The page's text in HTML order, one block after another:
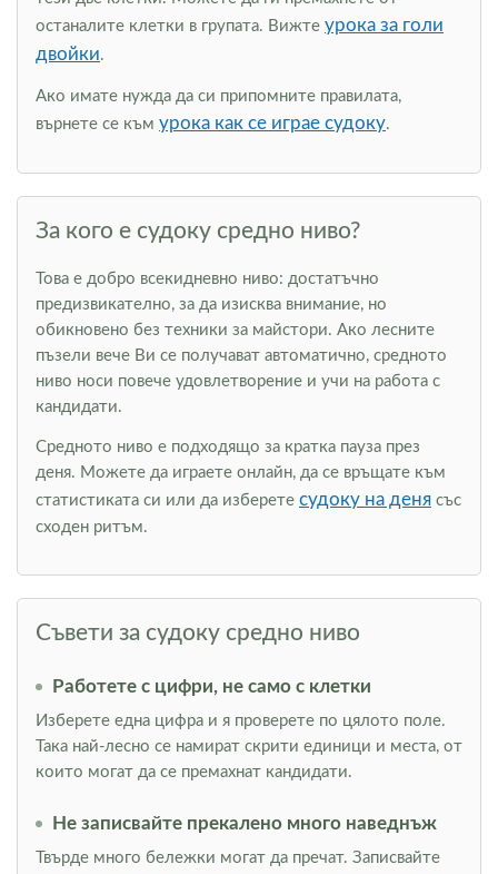
останалите клетки в групата. Вижте урока за голи
двойки.
Ако имате нужда да си припомните правилата,
върнете се към урока как се играе судоку.
За кого е судоку средно ниво?
Това е добро всекидневно ниво: достатъчно
предизвикателно, за да изисква внимание, но
обикновено без техники за майстори. Ако лесните
пъзели вече Ви се получават автоматично, средното
ниво носи повече удовлетворение и учи на работа с
кандидати.
Средното ниво е подходящо за кратка пауза през
деня. Можете да играете онлайн, да се връщате към
статистиката си или да изберете судоку на деня със
сходен ритъм.
Съвети за судоку средно ниво
Работете с цифри, не само с клетки
Изберете една цифра и я проверете по цялото поле.
Така най-лесно се намират скрити единици и места, от
които могат да се премахнат кандидати.
Не записвайте прекалено много наведнъж
Твърде много бележки могат да пречат. Записвайте